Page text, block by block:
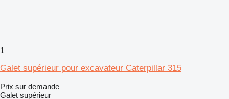
1
Galet supérieur pour excavateur Caterpillar 315
Prix sur demande
Galet supérieur